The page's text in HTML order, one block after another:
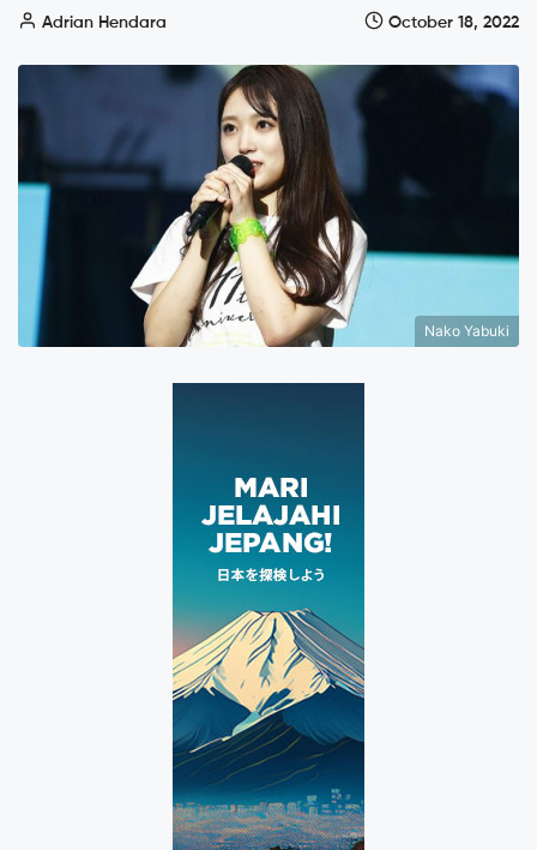
Adrian Hendara October 18, 2022
Nako Yabuki